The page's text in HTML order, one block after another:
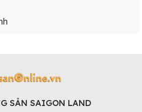
SẢN SAIGON LAND